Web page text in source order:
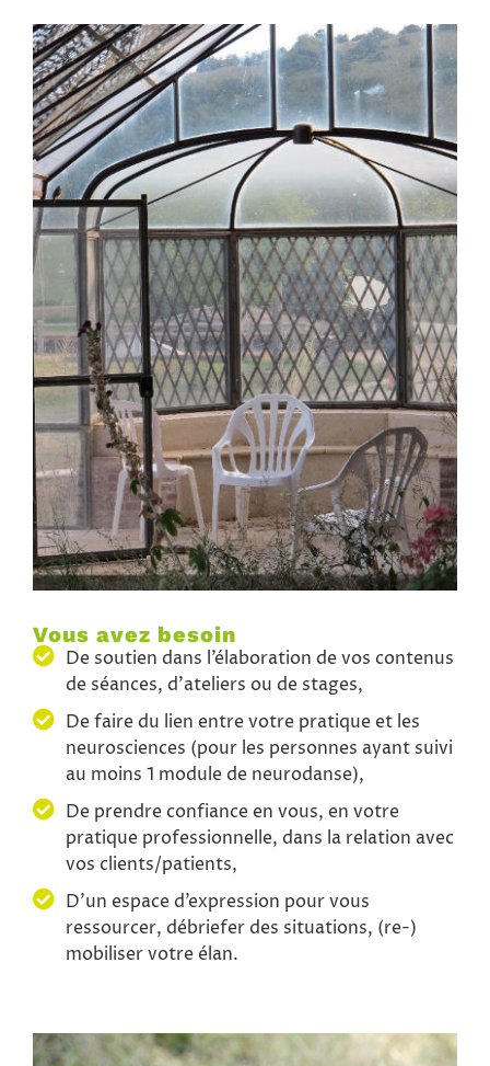
Vous avez besoin
De soutien dans l’élaboration de vos contenus
de séances, d’ateliers ou de stages,
De faire du lien entre votre pratique et les
neurosciences (pour les personnes ayant suivi
au moins 1 module de neurodanse),
De prendre confiance en vous, en votre
pratique professionnelle, dans la relation avec
vos clients/patients,
D’un espace d’expression pour vous
ressourcer, débriefer des situations, (re-)
mobiliser votre élan.